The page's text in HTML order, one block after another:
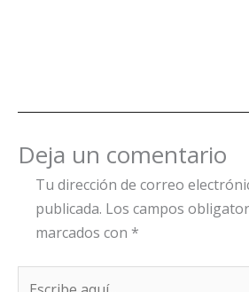
Deja un comentario
Tu dirección de correo
publicada. Los campos
marcados con *